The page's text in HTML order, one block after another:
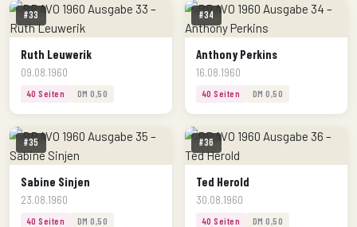
#33
Ruth Leuwerik
09.08.1960
40 Seiten DM 0,50
#34
Anthony Perkins
16.08.1960
40 Seiten DM 0,50
#35
Sabine Sinjen
23.08.1960
40 Seiten DM 0,50
#36
Ted Herold
30.08.1960
40 Seiten DM 0,50